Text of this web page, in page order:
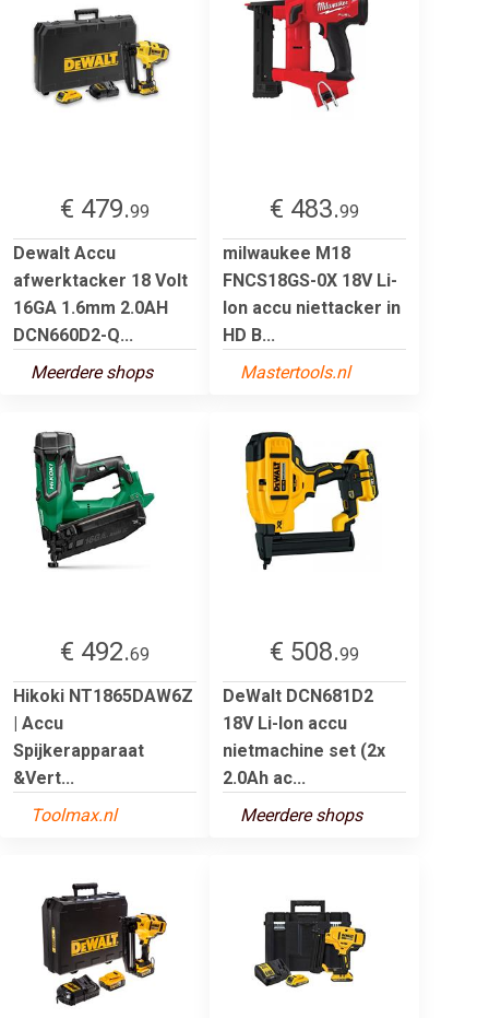
€ 479.99
Dewalt Accu
afwerktacker 18 Volt
16GA 1.6mm 2.0AH
DCN660D2-Q...
Meerdere shops
€ 483.99
milwaukee M18
FNCS18GS-0X 18V Li-
Ion accu niettacker in
HD B...
Mastertools.nl
€ 492.69
Hikoki NT1865DAW6Z
| Accu
Spijkerapparaat
&Vert...
Toolmax.nl
€ 508.99
DeWalt DCN681D2
18V Li-Ion accu
nietmachine set (2x
2.0Ah ac...
Meerdere shops